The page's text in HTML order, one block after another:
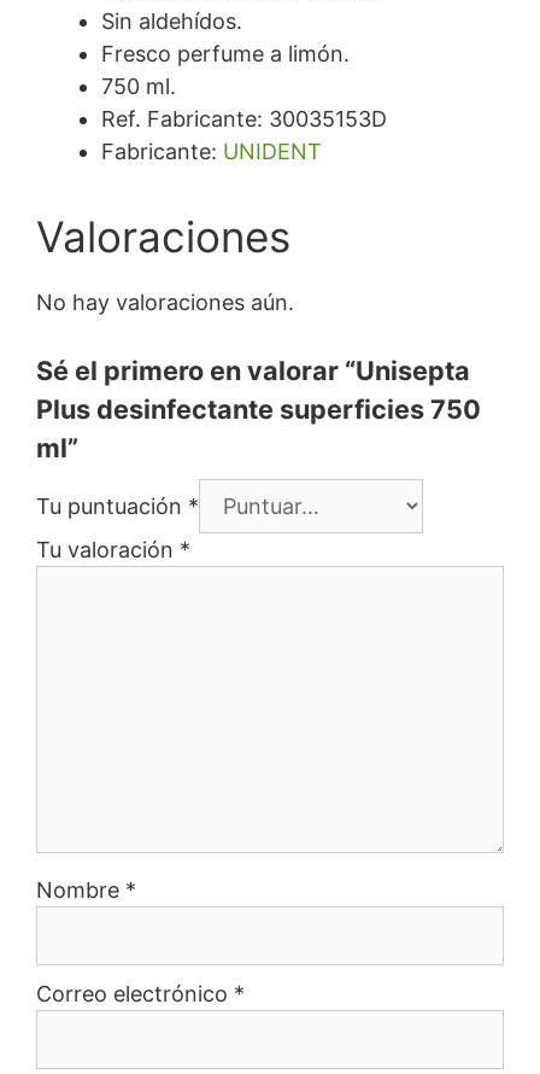
Sin aldehídos.
Fresco perfume a limón.
750 ml.
Ref. Fabricante: 30035153D
Fabricante: UNIDENT
Valoraciones
No hay valoraciones aún.
Sé el primero en valorar “Unisepta
Plus desinfectante superficies 750
ml”
Tu puntuación *
Tu valoración *
Nombre *
Correo electrónico *